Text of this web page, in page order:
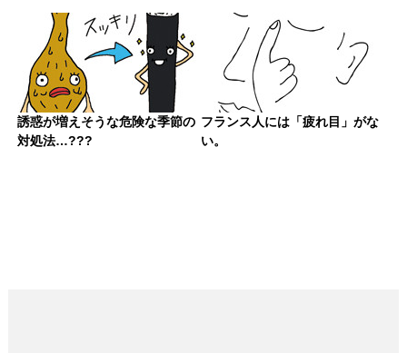
誘惑が増えそうな危険な季節の
対処法…???
フランス人には「疲れ目」がな
い。